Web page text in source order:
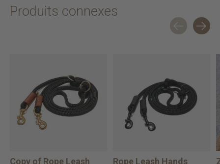
Produits connexes
Copy of Rope Leash
Rope Leash Hands